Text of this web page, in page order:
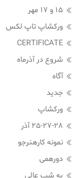
15 و 17 مهر
ورکشاپ تاپ لکس
CERTIFICATE
شروع در آذرماه
آگاه
جدید
ورکشاپ
25-27-28 آذر
نمونه کارهنرجو
دورهمی
یه شب عالی